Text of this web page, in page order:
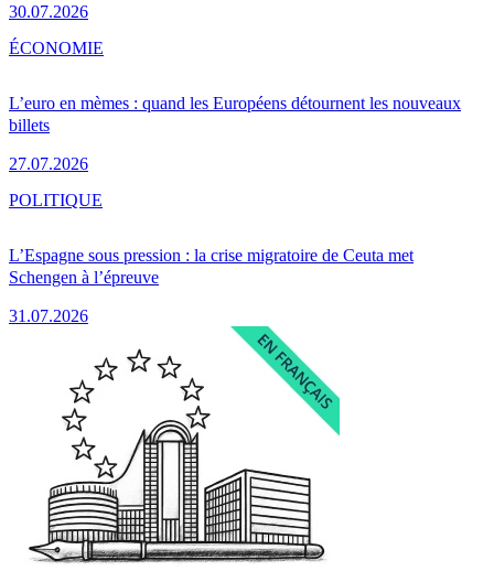
30.07.2026
L’euro en mèmes : quand les Européens détournent les nouveaux
billets
27.07.2026
ÉCONOMIE
L’Espagne sous pression : la crise migratoire de Ceuta met
Schengen à l’épreuve
31.07.2026
POLITIQUE